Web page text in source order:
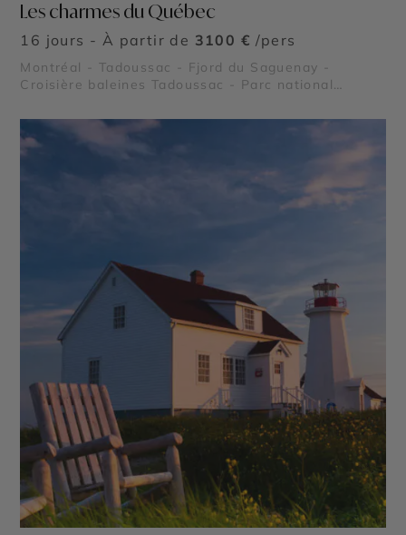
Les charmes du Québec
16 jours - À partir de 3100 € /pers
Montréal - Tadoussac - Fjord du Saguenay -
Croisière baleines Tadoussac - Parc national
Rivière Malbaie - Île aux Coudres - Le Lac Saint
Jean - Parc national de la Pointe Taillon - Parc
national des Grands Jardins - Reserve Faunique
Mastigouche - Reserve Faunique Saint Maurice -
Parc national des Monts Valin - Le Saint Laurent -
Lac Sacacomie - Chute Montmorency